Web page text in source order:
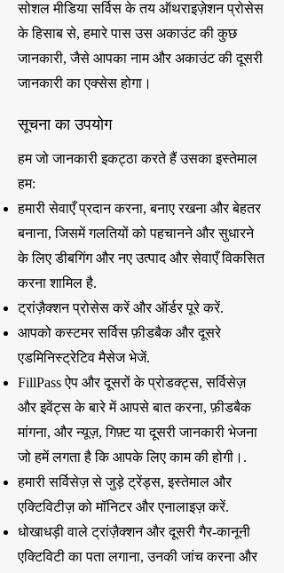
सोशल मीडिया सर्विस के तय ऑथराइज़ेशन प्रोसेस
के हिसाब से, हमारे पास उस अकाउंट की कुछ
जानकारी, जैसे आपका नाम और अकाउंट की दूसरी
जानकारी का एक्सेस होगा।
सूचना का उपयोग
हम जो जानकारी इकट्ठा करते हैं उसका इस्तेमाल
हम:
हमारी सेवाएँ प्रदान करना, बनाए रखना और बेहतर
बनाना, जिसमें गलतियों को पहचानने और सुधारने
के लिए डीबगिंग और नए उत्पाद और सेवाएँ विकसित
करना शामिल है.
ट्रांज़ैक्शन प्रोसेस करें और ऑर्डर पूरे करें.
आपको कस्टमर सर्विस फ़ीडबैक और दूसरे
एडमिनिस्ट्रेटिव मैसेज भेजें.
FillPass ऐप और दूसरों के प्रोडक्ट्स, सर्विसेज़
और इवेंट्स के बारे में आपसे बात करना, फ़ीडबैक
मांगना, और न्यूज़, गिफ़्ट या दूसरी जानकारी भेजना
जो हमें लगता है कि आपके लिए काम की होगी।.
हमारी सर्विसेज़ से जुड़े ट्रेंड्स, इस्तेमाल और
एक्टिविटीज़ को मॉनिटर और एनालाइज़ करें.
धोखाधड़ी वाले ट्रांज़ैक्शन और दूसरी गैर-कानूनी
एक्टिविटी का पता लगाना, उनकी जांच करना और